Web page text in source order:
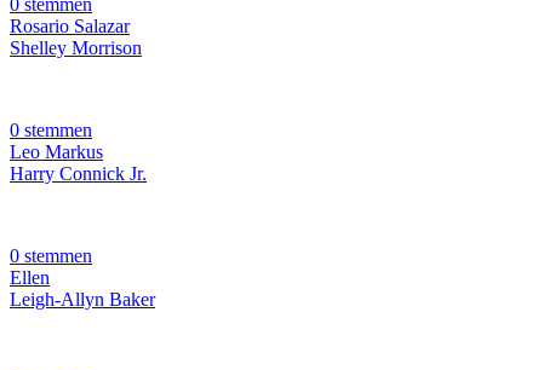
0 stemmen
Rosario Salazar
Shelley Morrison
0 stemmen
Leo Markus
Harry Connick Jr.
0 stemmen
Ellen
Leigh-Allyn Baker